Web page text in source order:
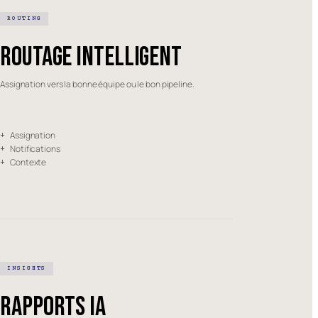
ROUTING
Routage intelligent
Assignation vers la bonne équipe ou le bon pipeline.
+ Assignation
+ Notifications
+ Contexte
INSIGHTS
Rapports IA